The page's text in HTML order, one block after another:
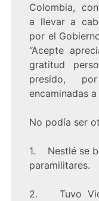
Colombia,
a llevar a
por el
“Acepte
gratitud
presido,
encaminadas
No podía ser
1. Nestlé se
paramilitares.
2. Tuvo